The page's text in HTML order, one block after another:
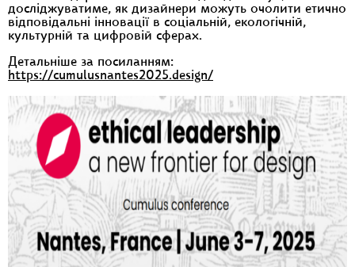
досліджуватиме, як дизайнери можуть очолити етично
відповідальні інновації в соціальній, екологічній,
культурній та цифровій сферах.
Детальніше за посиланням:
https://cumulusnantes2025.design/